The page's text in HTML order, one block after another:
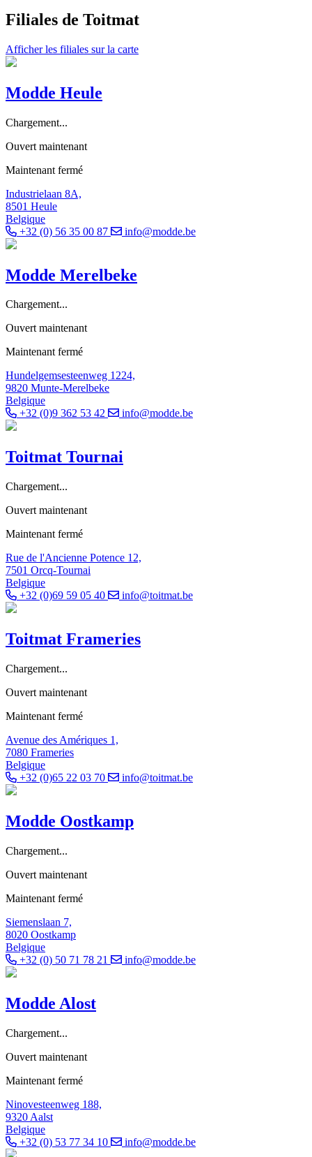
Filiales de Toitmat
Afficher les filiales sur la carte
Modde Heule
Chargement...
Ouvert maintenant
Maintenant fermé
Industrielaan 8A,
8501 Heule
Belgique
+32 (0) 56 35 00 87
info@modde.be
Modde Merelbeke
Chargement...
Ouvert maintenant
Maintenant fermé
Hundelgemsesteenweg 1224,
9820 Munte-Merelbeke
Belgique
+32 (0)9 362 53 42
info@modde.be
Toitmat Tournai
Chargement...
Ouvert maintenant
Maintenant fermé
Rue de l'Ancienne Potence 12,
7501 Orcq-Tournai
Belgique
+32 (0)69 59 05 40
info@toitmat.be
Toitmat Frameries
Chargement...
Ouvert maintenant
Maintenant fermé
Avenue des Amériques 1,
7080 Frameries
Belgique
+32 (0)65 22 03 70
info@toitmat.be
Modde Oostkamp
Chargement...
Ouvert maintenant
Maintenant fermé
Siemenslaan 7,
8020 Oostkamp
Belgique
+32 (0) 50 71 78 21
info@modde.be
Modde Alost
Chargement...
Ouvert maintenant
Maintenant fermé
Ninovesteenweg 188,
9320 Aalst
Belgique
+32 (0) 53 77 34 10
info@modde.be